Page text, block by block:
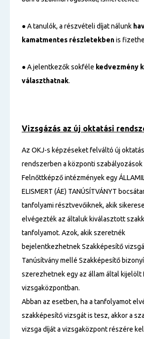
● A tanulók, a részvételi díjat nálunk
kamatmentes részletekbenis
● A jelentkezők sokféle kedvezmény
választhatnak.
Vizsgázás az új oktatási
Az OKJ-s képzéseket felváltó új
rendszerben a központi szabályozások
Felnőttképző intézmények egy
ELISMERT (ÁE) TANÚSÍTVÁNYT
tanfolyami résztvevőiknek, akik
elvégezték az általuk kiválasztott
tanfolyamot. Azok, akik szeretnék
bejelentkezhetnek Szakképesítő
Tanúsítvány mellé Szakképesítő
szerezhetnek egy az állam által kijelölt
vizsgaközpontban.
Abban az esetben, ha a tanfolyamot
szakképesítő vizsgát is tesz, akkor a
vizsga díját a vizsgaközpont részére